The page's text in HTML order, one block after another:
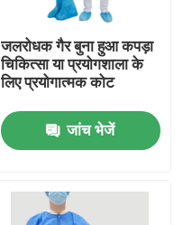
जलरोधक गैर बुना हुआ कपड़ा
चिकित्सा या प्रयोगशाला के
लिए प्रयोगात्मक कोट
जांच भेजें